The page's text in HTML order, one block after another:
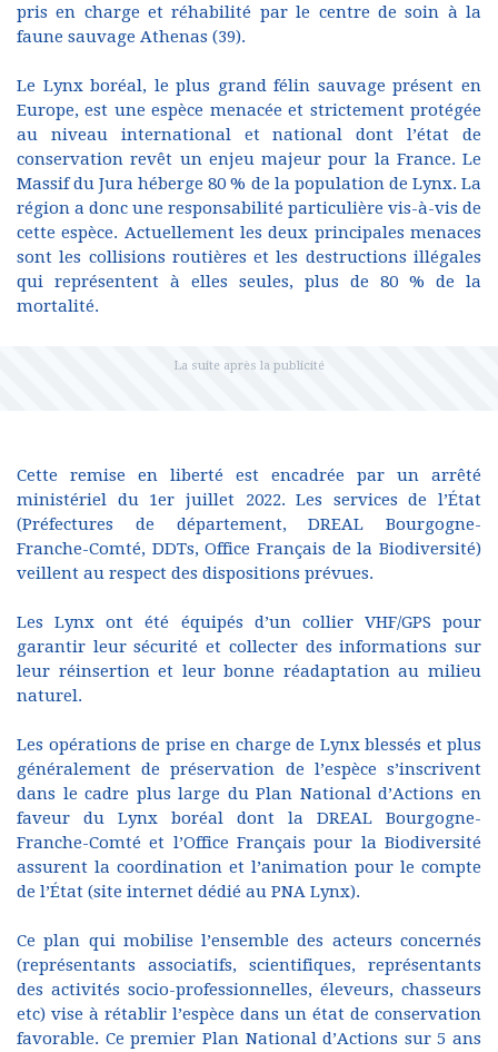
pris en charge et réhabilité par le centre de soin à la
faune sauvage Athenas (39).
Le Lynx boréal, le plus grand félin sauvage présent en
Europe, est une espèce menacée et strictement protégée
au niveau international et national dont l’état de
conservation revêt un enjeu majeur pour la France. Le
Massif du Jura héberge 80 % de la population de Lynx. La
région a donc une responsabilité particulière vis-à-vis de
cette espèce. Actuellement les deux principales menaces
sont les collisions routières et les destructions illégales
qui représentent à elles seules, plus de 80 % de la
mortalité.
Cette remise en liberté est encadrée par un arrêté
ministériel du 1er juillet 2022. Les services de l’État
(Préfectures de département, DREAL Bourgogne-
Franche-Comté, DDTs, Office Français de la Biodiversité)
veillent au respect des dispositions prévues.
Les Lynx ont été équipés d’un collier VHF/GPS pour
garantir leur sécurité et collecter des informations sur
leur réinsertion et leur bonne réadaptation au milieu
naturel.
Les opérations de prise en charge de Lynx blessés et plus
généralement de préservation de l’espèce s’inscrivent
dans le cadre plus large du Plan National d’Actions en
faveur du Lynx boréal dont la DREAL Bourgogne-
Franche-Comté et l’Office Français pour la Biodiversité
assurent la coordination et l’animation pour le compte
de l’État (site internet dédié au PNA Lynx).
Ce plan qui mobilise l’ensemble des acteurs concernés
(représentants associatifs, scientifiques, représentants
des activités socio-professionnelles, éleveurs, chasseurs
etc) vise à rétablir l’espèce dans un état de conservation
favorable. Ce premier Plan National d’Actions sur 5 ans